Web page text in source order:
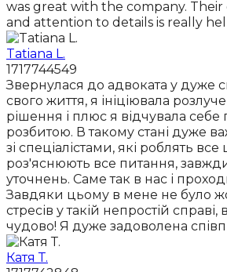
was great with the company.
and attention to details is really
Tatiana L.
1717744549
Звернулася до адвоката у дуже
свого життя, я ініціювала
рішення і плюс я відчувала себе
розбитою. В такому стані дуже
зі спеціалістами, які роблять
роз'яснюють все питання,
уточнень. Саме так в нас і
Завдяки цьому в мене не було
стресів у такій непростій
чудово! Я дуже задоволена
Катя Т.